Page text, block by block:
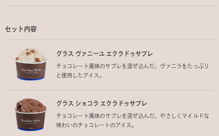
セット内容
グラス ヴァニーユ エクラドゥサブレ
チョコレート風味のサブレを混ぜ込んだ、ヴァニラをたっぷり
と使用したアイス。
グラス ショコラ エクラドゥサブレ
チョコレート風味のサブレを混ぜ込んだ、やさしくマイルドな
味わいのチョコレートのアイス。